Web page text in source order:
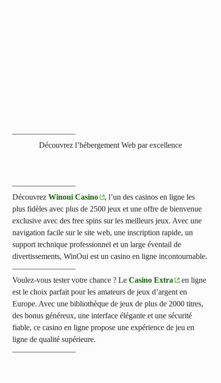
————————
Découvrez l’hébergement Web par excellence
————————
Découvrez Winoui Casino
, l’un des casinos en ligne les
plus fidèles avec plus de 2500 jeux et une offre de bienvenue
exclusive avec des free spins sur les meilleurs jeux. Avec une
navigation facile sur le site web, une inscription rapide, un
support technique professionnel et un large éventail de
divertissements, WinOui est un casino en ligne incontournable.
————————
Voulez-vous tester votre chance ? Le Casino Extra
en ligne
est le choix parfait pour les amateurs de jeux d’argent en
Europe. Avec une bibliothèque de jeux de plus de 2000 titres,
des bonus généreux, une interface élégante et une sécurité
fiable, ce casino en ligne propose une expérience de jeu en
ligne de qualité supérieure.
————————